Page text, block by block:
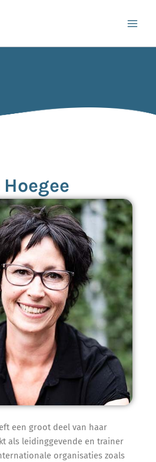
een groot deel van haar
als leidinggevende en trainer
organisaties zoals